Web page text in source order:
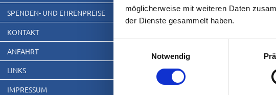
möglicherweise mit weiteren Daten
der Dienste gesammelt haben.
Einwilligungsauswahl
Notwendig
SPENDEN- UND EHRENPREISE
KONTAKT
ANFAHRT
LINKS
IMPRESSUM
Weitere Siegertiere hier: